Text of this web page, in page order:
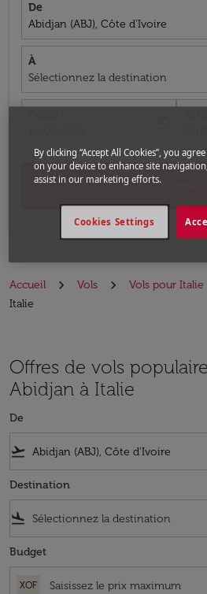
De
Abidjan (ABJ), Côte d'Ivoire
À
Sélectionnez la destination
fc-
Chercher
Accueil Vols Vols pour Italie
Italie
Offres de vols
Abidjan à Italie
De
flight_takeoff
Destination
flight_land
Budget
XOF
By clicking “Accept All Cookies”, you
on your device to enhance site
assist in our marketing efforts.
Cookies Settings